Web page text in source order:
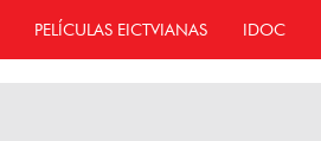
PELÍCULAS EICTVIANAS IDOC